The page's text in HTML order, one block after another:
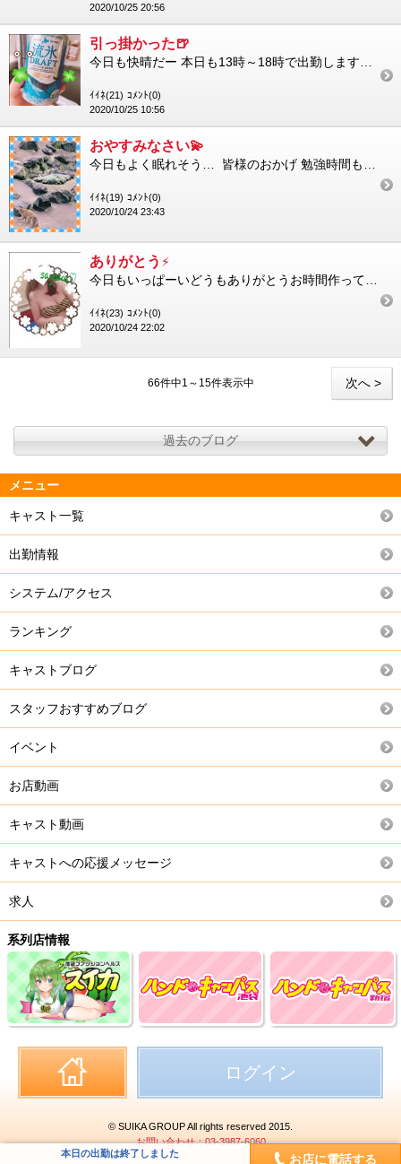
2020/10/25 20:56
引っ掛かった🍺
ｲｲﾈ(21) ｺﾒﾝﾄ(0)
2020/10/25 10:56
おやすみなさい💫
ｲｲﾈ(19) ｺﾒﾝﾄ(0)
2020/10/24 23:43
ありがとう⚡️
ｲｲﾈ(23) ｺﾒﾝﾄ(0)
2020/10/24 22:02
次へ >
66件中1～15件表示中
過去のブログ
メニュー
キャスト一覧
出勤情報
システム/アクセス
ランキング
キャストブログ
スタッフおすすめブログ
イベント
お店動画
キャスト動画
キャストへの応援メッセージ
求人
系列店情報
ログイン
© SUIKA GROUP All rights reserved 2015.
お問い合わせ：03-3987-6060
本日の出勤は終了しました
お店に電話する